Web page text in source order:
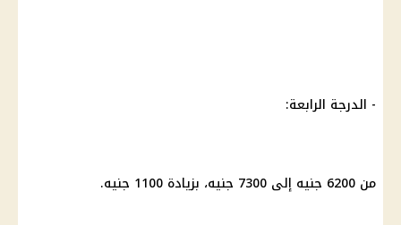
- الدرجة الرابعة:
من 6200 جنيه إلى 7300 جنيه، بزيادة 1100 جنيه.